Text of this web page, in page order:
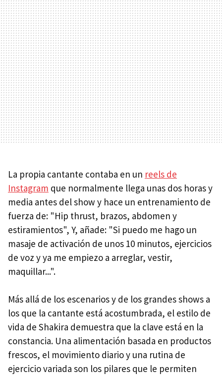
La propia cantante contaba en un reels de
Instagram que normalmente llega unas dos horas y
media antes del show y hace un entrenamiento de
fuerza de: "Hip thrust, brazos, abdomen y
estiramientos", Y, añade: "Si puedo me hago un
masaje de activación de unos 10 minutos, ejercicios
de voz y ya me empiezo a arreglar, vestir,
maquillar...".
Más allá de los escenarios y de los grandes shows a
los que la cantante está acostumbrada, el estilo de
vida de Shakira demuestra que la clave está en la
constancia. Una alimentación basada en productos
frescos, el movimiento diario y una rutina de
ejercicio variada son los pilares que le permiten